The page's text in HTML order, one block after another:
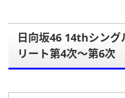
日向坂46 14thシング
リート第4次～第6次